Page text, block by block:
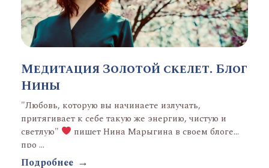
Медитация Золотой скелет. Блог
Нины
"Любовь, которую вы начинаете излучать,
притягивает к себе такую же энергию, чистую и
светлую"
пишет Нина Марыгина в своем блоге
про ...
Подробнее